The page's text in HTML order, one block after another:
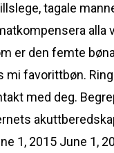
tagale
alla
er den femte
favorittbøn.
med deg.
1, 2015 June 1,